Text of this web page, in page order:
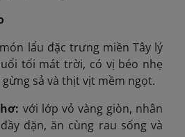
lẩu đặc trưng miền Tây lý
tối mát trời, có vị béo nhẹ
sả và thịt vịt mềm ngọt.
với lớp vỏ vàng giòn, nhân
đặn, ăn cùng rau sống và